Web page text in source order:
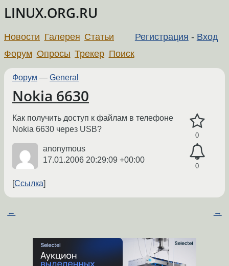
LINUX.ORG.RU
Регистрация - Вход
Новости Галерея Статьи
Форум Опросы Трекер Поиск
Форум — General
Nokia 6630
0
0
Как получить доступ к файлам в телефоне
Nokia 6630 через USB?
anonymous
17.01.2006 20:29:09 +00:00
Ссылка
← →